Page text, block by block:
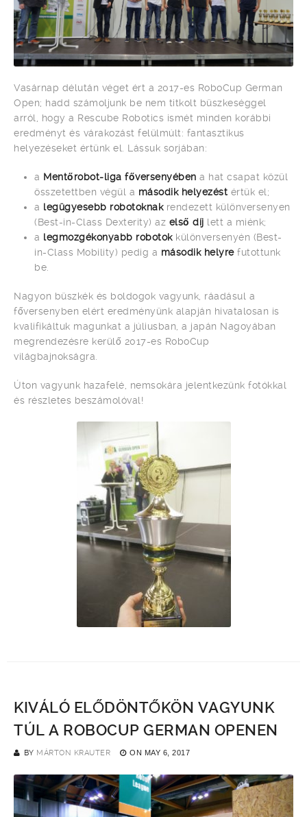
Vasárnap délután véget ért a 2017-es RoboCup German
Open; hadd számoljunk be nem titkolt büszkeséggel
arról, hogy a Rescube Robotics ismét minden korábbi
eredményt és várakozást felülmúlt: fantasztikus
helyezéseket értünk el. Lássuk sorjában:
a Mentőrobot-liga főversenyében a hat csapat közül
összetettben végül a második helyezést értük el;
a legügyesebb robotoknakrendezett különversenyen
(Best-in-Class Dexterity) az első díj lett a miénk;
a legmozgékonyabb robotokkülönversenyén (Best-
in-Class Mobility) pedig a második helyrefutottunk
be.
Nagyon büszkék és boldogok vagyunk, ráadásul a
főversenyben elért eredményünk alapján hivatalosan is
kvalifikáltuk magunkat a júliusban, a japán Nagoyában
megrendezésre kerülő 2017-es RoboCup
világbajnokságra.
Úton vagyunk hazafelé, nemsokára jelentkezünk fotókkal
és részletes beszámolóval!
KIVÁLÓ ELŐDÖNTŐKÖN VAGYUNK
TÚL A ROBOCUP GERMAN OPENEN
BY MÁRTON KRAUTER ON MAY 6, 2017